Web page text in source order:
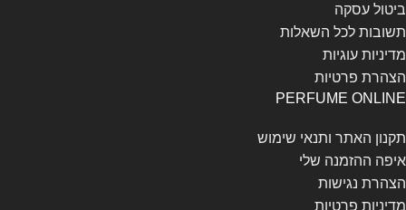
ביטול עסקה
תשובות לכל השאלות
מדיניות עוגיות
הצהרת פרטיות
PERFUME ONLINE
תקנון האתר ותנאי שימוש
איפה ההזמנה שלי
הצהרת נגישות
מדיניות פרטיות